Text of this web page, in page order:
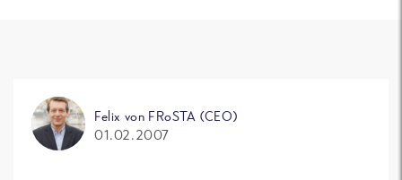
Felix von FRoSTA (CEO)
01.02.2007